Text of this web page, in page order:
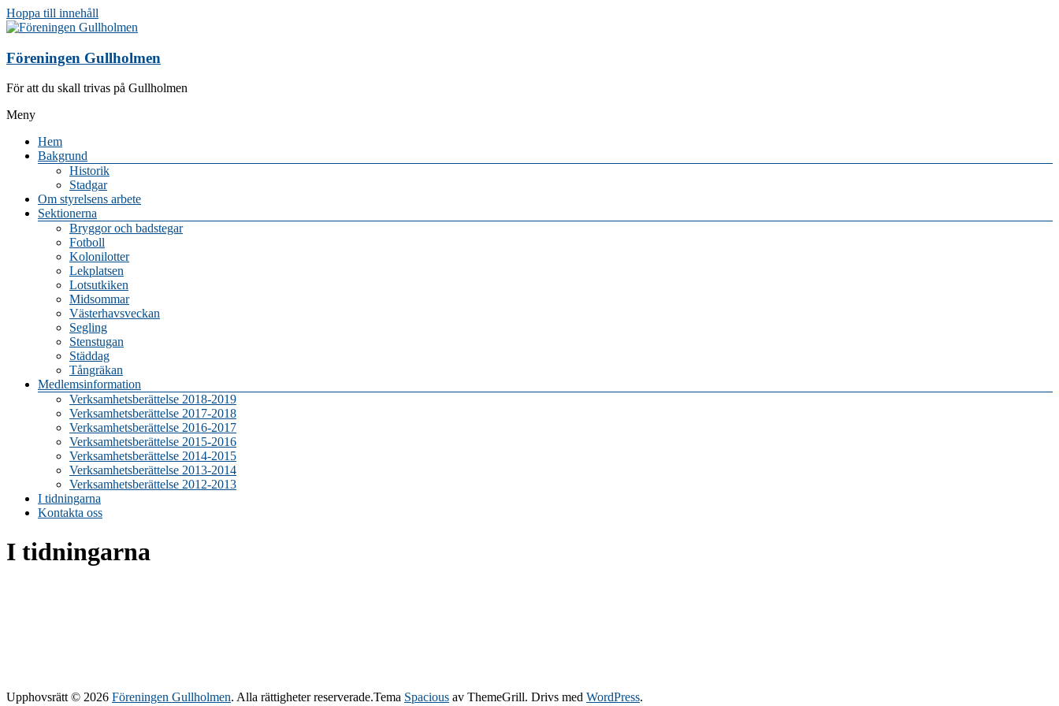
Hoppa till innehåll
Föreningen Gullholmen
För att du skall trivas på Gullholmen
Meny
Hem
Bakgrund
Historik
Stadgar
Om styrelsens arbete
Sektionerna
Bryggor och badstegar
Fotboll
Kolonilotter
Lekplatsen
Lotsutkiken
Midsommar
Västerhavsveckan
Segling
Stenstugan
Städdag
Tångräkan
Medlemsinformation
Verksamhetsberättelse 2018-2019
Verksamhetsberättelse 2017-2018
Verksamhetsberättelse 2016-2017
Verksamhetsberättelse 2015-2016
Verksamhetsberättelse 2014-2015
Verksamhetsberättelse 2013-2014
Verksamhetsberättelse 2012-2013
I tidningarna
Kontakta oss
I tidningarna
Upphovsrätt © 2026 Föreningen Gullholmen. Alla rättigheter reserverade.Tema Spacious av ThemeGrill. Drivs med WordPress.